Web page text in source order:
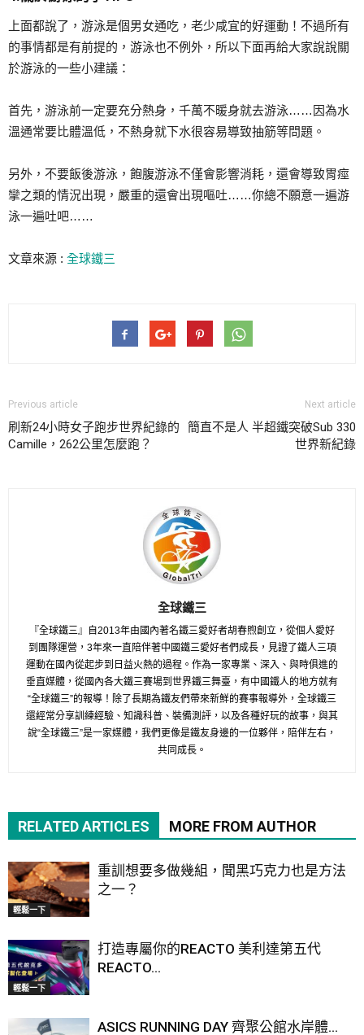
上面都說了，游泳是個男女通吃，老少咸宜的好運動！不過所有
的事情都是有前提的，游泳也不例外，所以下面再給大家說說關
於游泳的一些小建議：
首先，游泳前一定要充分熱身，千萬不暖身就去游泳……因為水
溫通常要比體溫低，不熱身就下水很容易導致抽筋等問題。
另外，不要飯後游泳，飽腹游泳不僅會影響消耗，還會導致胃痙
攣之類的情況出現，嚴重的還會出現嘔吐……你總不願意一遍游
泳一遍吐吧……
文章來源 : 全球鐵三
Previous article
刷新24小時女子跑步世界紀錄的
Camille，262公里怎麼跑？
Next article
簡直不是人 半超鐵突破Sub 330
世界新紀錄
全球鐵三
『全球鐵三』自2013年由國內著名鐵三愛好者胡春煦創立，從個人愛好
到團隊運營，3年來一直陪伴著中國鐵三愛好者們成長，見證了鐵人三項
運動在國內從起步到日益火熱的過程。作為一家專業、深入、與時俱進的
垂直媒體，從國內各大鐵三賽場到世界鐵三舞臺，有中國鐵人的地方就有
“全球鐵三”的報導！除了長期為鐵友們帶來新鮮的賽事報導外，全球鐵三
還經常分享訓練經驗、知識科普、裝備測評，以及各種好玩的故事，與其
說“全球鐵三”是一家媒體，我們更像是鐵友身邊的一位夥伴，陪伴左右，
共同成長。
RELATED ARTICLES MORE FROM AUTHOR
輕鬆一下
重訓想要多做幾組，聞黑巧克力也是方法
之一？
輕鬆一下
打造專屬你的REACTO 美利達第五代
REACTO...
ASICS RUNNING DAY 齊聚公館水岸體...